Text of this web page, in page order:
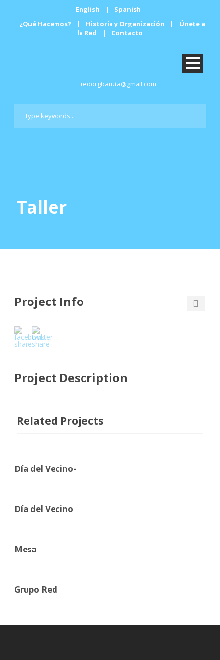
English |
Spanish
¿Qué Hacemos?
| Historia y Organización |
Únete a
la Red
| Contacto
redorgbaruta@gmail.com
Taller
Project Info
Project Description
Related Projects
Día del Vecino-
Día del Vecino
Mesa
Grupo Red